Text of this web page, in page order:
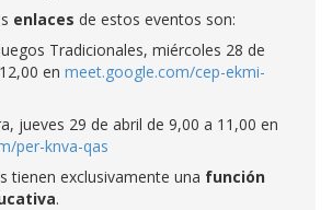
enlaces de estos eventos son:
Tradicionales, miércoles 28 de
en meet.google.com/cep-ekmi-
jueves 29 de abril de 9,00 a 11,00 en
per-knva-qas
tienen exclusivamente una función
.